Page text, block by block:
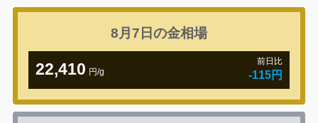
8月7日の金相場
22,410 円/g
前日比
-115円